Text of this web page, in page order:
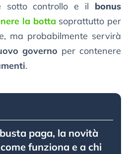
sotto controllo e il bonus
la botta soprattutto per
ma probabilmente servirà
governo per contenere
.
paga, la novità
funziona e a chi